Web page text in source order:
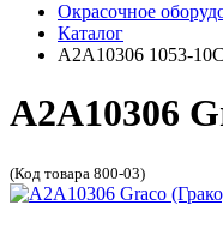
Окрасочное
Каталог
A2A10306 1053-
A2A10306
(Код товара 800-03)